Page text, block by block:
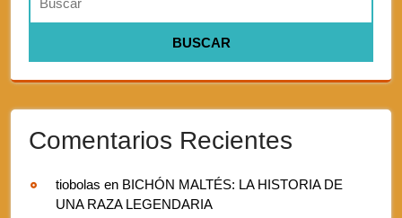
Comentarios Recientes
tiobolas en BICHÓN MALTÉS: LA HISTORIA DE
UNA RAZA LEGENDARIA